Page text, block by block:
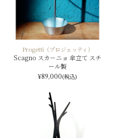
Progetti（プロジェッティ）
Scagno スカ－ニョ 傘立て スチ
ール製
¥89,000(税込)